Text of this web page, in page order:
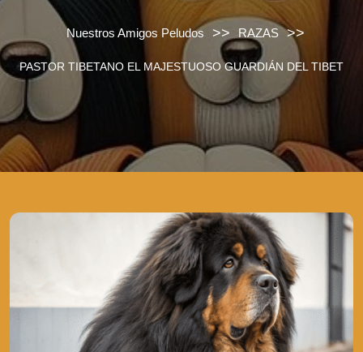
Nuestros Amigos Peludos >> RAZAS >>
PASTOR TIBETANO EL MAJESTUOSO GUARDIÁN DEL TIBET